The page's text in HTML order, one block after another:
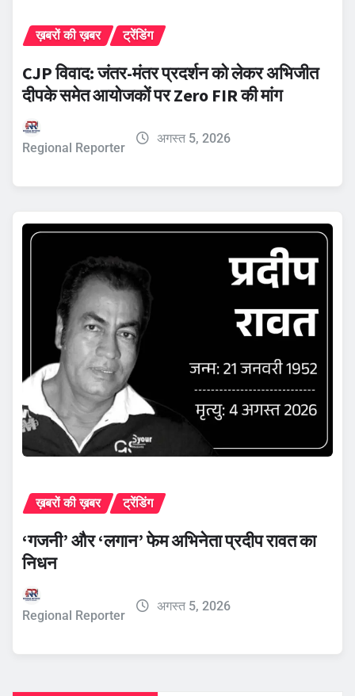
ख़बरों की ख़बर ट्रेंडिंग
CJP विवाद: जंतर-मंतर प्रदर्शन को लेकर अभिजीत
दीपके समेत आयोजकों पर Zero FIR की मांग
Regional Reporter
अगस्त 5, 2026
ख़बरों की ख़बर ट्रेंडिंग
‘गजनी’ और ‘लगान’ फेम अभिनेता प्रदीप रावत का
निधन
Regional Reporter
अगस्त 5, 2026